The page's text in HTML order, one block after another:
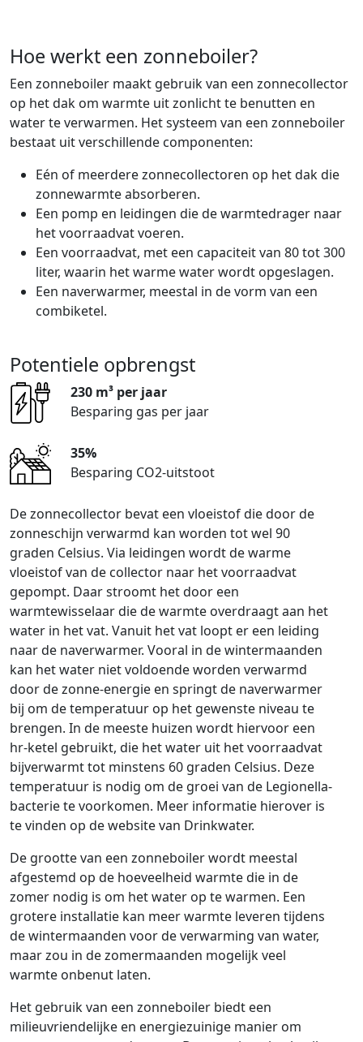
Hoe werkt een zonneboiler?
Een zonneboiler maakt gebruik van een zonnecollector
op het dak om warmte uit zonlicht te benutten en
water te verwarmen. Het systeem van een zonneboiler
bestaat uit verschillende componenten:
Eén of meerdere zonnecollectoren op het dak die
zonnewarmte absorberen.
Een pomp en leidingen die de warmtedrager naar
het voorraadvat voeren.
Een voorraadvat, met een capaciteit van 80 tot 300
liter, waarin het warme water wordt opgeslagen.
Een naverwarmer, meestal in de vorm van een
combiketel.
Potentiele opbrengst
230 m³ per jaar
Besparing gas per jaar
35%
Besparing CO2-uitstoot
De zonnecollector bevat een vloeistof die door de
zonneschijn verwarmd kan worden tot wel 90
graden Celsius. Via leidingen wordt de warme
vloeistof van de collector naar het voorraadvat
gepompt. Daar stroomt het door een
warmtewisselaar die de warmte overdraagt aan het
water in het vat. Vanuit het vat loopt er een leiding
naar de naverwarmer. Vooral in de wintermaanden
kan het water niet voldoende worden verwarmd
door de zonne-energie en springt de naverwarmer
bij om de temperatuur op het gewenste niveau te
brengen. In de meeste huizen wordt hiervoor een
hr-ketel gebruikt, die het water uit het voorraadvat
bijverwarmt tot minstens 60 graden Celsius. Deze
temperatuur is nodig om de groei van de Legionella-
bacterie te voorkomen. Meer informatie hierover is
te vinden op de website van Drinkwater.
De grootte van een zonneboiler wordt meestal
afgestemd op de hoeveelheid warmte die in de
zomer nodig is om het water op te warmen. Een
grotere installatie kan meer warmte leveren tijdens
de wintermaanden voor de verwarming van water,
maar zou in de zomermaanden mogelijk veel
warmte onbenut laten.
Het gebruik van een zonneboiler biedt een
milieuvriendelijke en energiezuinige manier om